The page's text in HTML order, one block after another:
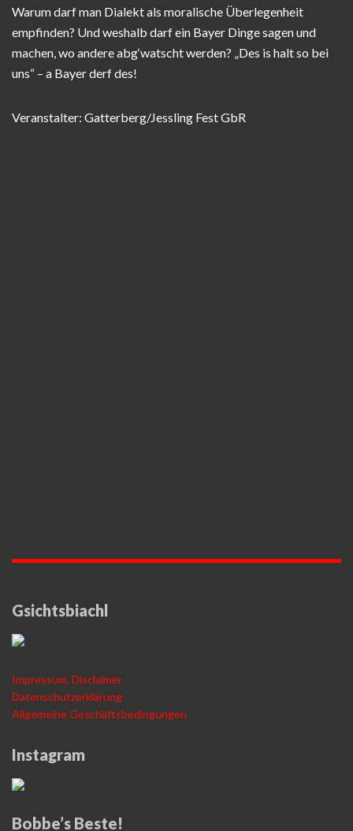
Warum darf man Dialekt als moralische Überlegenheit
empfinden? Und weshalb darf ein Bayer Dinge sagen und
machen, wo andere abg‘watscht werden? „Des is halt so bei
uns“ – a Bayer derf des!
Veranstalter: Gatterberg/Jessling Fest GbR
Gsichtsbiachl
Impressum, Disclaimer
Datenschutzerklärung
Allgemeine Geschäftsbedingungen
Instagram
Bobbe’s Beste!